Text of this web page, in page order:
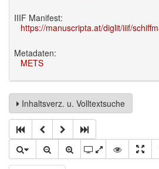
IIIF Manifest:
https://manuscripta.at/diglit/iiif/
Metadaten:
METS
Inhaltsverz. u. Volltextsuche